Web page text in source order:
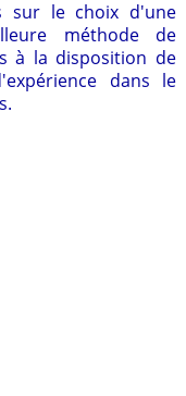
sur le choix d'une
méthode de
à la disposition de
dans le